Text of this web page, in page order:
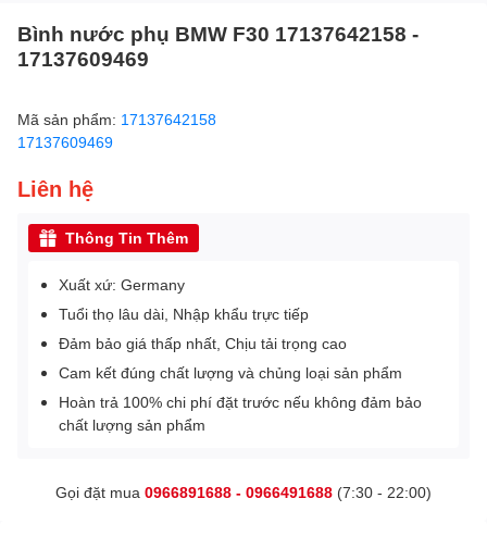
Bình nước phụ BMW F30 17137642158 -
17137609469
Mã sản phẩm: 17137642158
17137609469
Liên hệ
Thông Tin Thêm
Xuất xứ: Germany
Tuổi thọ lâu dài, Nhập khẩu trực tiếp
Đảm bảo giá thấp nhất, Chịu tải trọng cao
Cam kết đúng chất lượng và chủng loại sản phẩm
Hoàn trả 100% chi phí đặt trước nếu không đảm bảo
chất lượng sản phẩm
Gọi đặt mua 0966891688 - 0966491688 (7:30 - 22:00)